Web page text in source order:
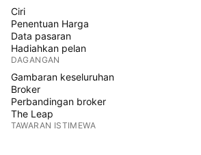
Ciri
Penentuan Harga
Data pasaran
Hadiahkan pelan
DAGANGAN
Gambaran keseluruhan
Broker
Perbandingan broker
The Leap
TAWARAN ISTIMEWA